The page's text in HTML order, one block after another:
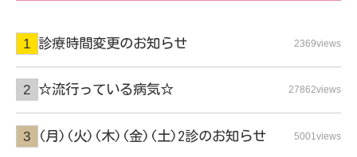
診療時間変更のお知らせ 2369views
☆流行っている病気☆ 27862views
(月)(火)(木)(金)(土)2診のお知らせ 5001views